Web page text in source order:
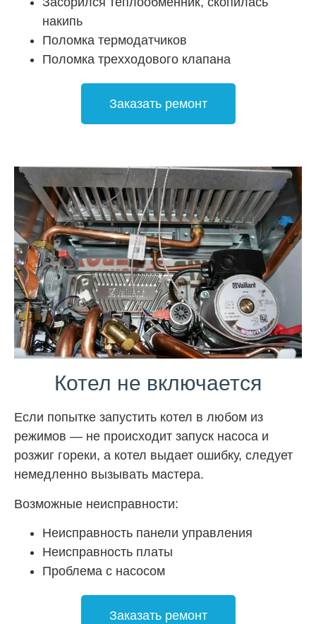
накипь
Поломка термодатчиков
Поломка трехходового клапана
Заказать ремонт
Котел не включается
Если попытке запустить котел в любом из
режимов — не происходит запуск насоса и
розжиг гореки, а котел выдает ошибку, следует
немедленно вызывать мастера.
Возможные неисправности:
Неисправность панели управления
Неисправность платы
Проблема с насосом
Заказать ремонт